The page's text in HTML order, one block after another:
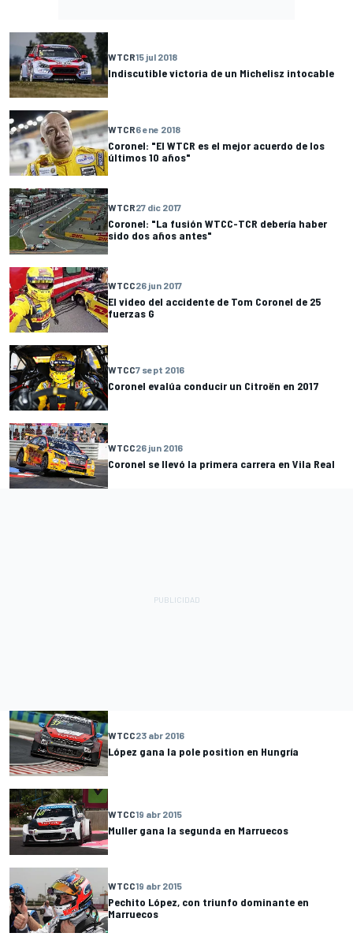
WTCR15 jul 2018
Indiscutible victoria de un Michelisz intocable
WTCR6 ene 2018
Coronel: "El WTCR es el mejor acuerdo de los
últimos 10 años"
WTCR27 dic 2017
Coronel: "La fusión WTCC-TCR debería haber
sido dos años antes"
WTCC26 jun 2017
El video del accidente de Tom Coronel de 25
fuerzas G
WTCC7 sept 2016
Coronel evalúa conducir un Citroën en 2017
WTCC26 jun 2016
Coronel se llevó la primera carrera en Vila Real
WTCC23 abr 2016
López gana la pole position en Hungría
WTCC19 abr 2015
Muller gana la segunda en Marruecos
WTCC19 abr 2015
Pechito López, con triunfo dominante en
Marruecos